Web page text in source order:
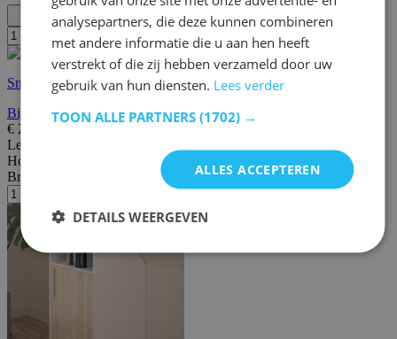
Filter
Snelle levering
Bijzetkastje Amika 2 deuren & 1 lade zwevend - antraciet/eik
€ 215,00
Lengte:
Hoogte:
Breedte/diepte:
analysepartners, die deze kunnen combineren
met andere informatie die u aan hen heeft
verstrekt of die zij hebben verzameld door uw
gebruik van hun diensten. Lees verder
TOON ALLE PARTNERS (1702) →
ALLES ACCEPTEREN
DETAILS WEERGEVEN